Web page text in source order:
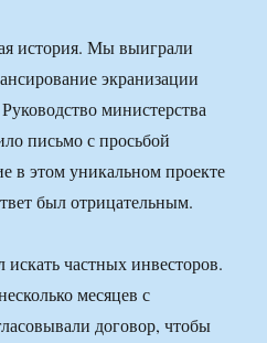
история. Мы выиграли
экранизации
министерства
письмо с просьбой
в этом уникальном проекте
был отрицательным.
частных инвесторов.
месяцев с
договор, чтобы